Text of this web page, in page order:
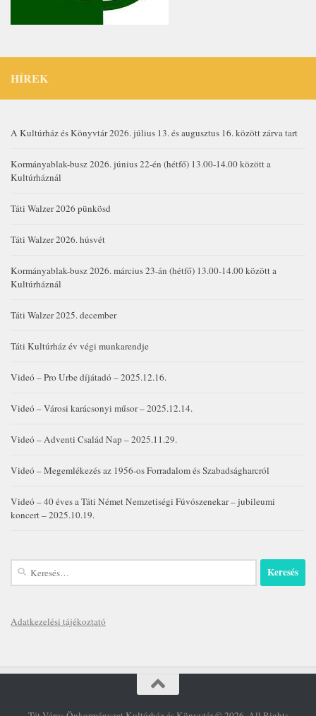
HÍREK
A Kultúrház és Könyvtár 2026. július 13. és augusztus 16. között zárva tart
Kormányablak-busz 2026. június 22-én (hétfő) 13.00-14.00 között a
Kultúrháznál
Táti Walzer 2026 pünkösd
Táti Walzer 2026. húsvét
Kormányablak-busz 2026. március 23-án (hétfő) 13.00-14.00 között a
Kultúrháznál
Táti Walzer 2025. december
Táti Kultúrház év végi munkarendje
Videó – Pro Urbe díjátadó – 2025.12.16.
Videó – Városi karácsonyi műsor – 2025.12.14.
Videó – Adventi Család Nap – 2025.11.29.
Videó – Megemlékezés az 1956-os Forradalom és Szabadságharcról
Videó – 40 éves a Táti Német Nemzetiségi Fúvószenekar – jubileumi
koncert – 2025.10.19.
Keresés:
Adatkezelési tájékoztató